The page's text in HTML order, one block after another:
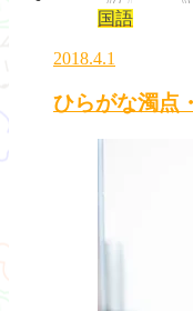
国語
2018.4.1
ひらがな濁点